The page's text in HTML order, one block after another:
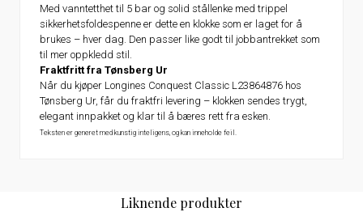
Med vanntetthet til 5 bar og solid stållenke med trippel
sikkerhetsfoldespenne er dette en klokke som er laget for å
brukes – hver dag. Den passer like godt til jobbantrekket som
til mer oppkledd stil.
Fraktfritt fra Tønsberg Ur
Når du kjøper Longines Conquest Classic L23864876 hos
Tønsberg Ur, får du fraktfri levering – klokken sendes trygt,
elegant innpakket og klar til å bæres rett fra esken.
Teksten er generet med kunstig inteligens, og kan inneholde feil.
Liknende produkter